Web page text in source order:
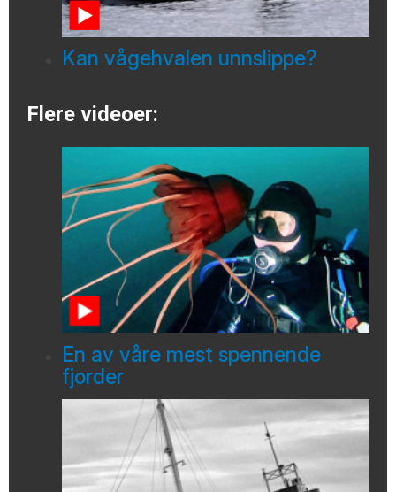
Kan vågehvalen unnslippe?
Flere videoer:
En av våre mest spennende
fjorder